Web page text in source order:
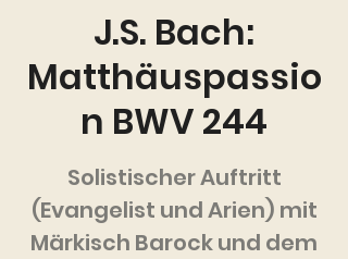
J.S. Bach:
Matthäuspassio
n BWV 244
Solistischer Auftritt
(Evangelist und Arien) mit
Märkisch Barock und dem